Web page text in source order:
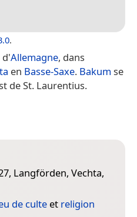
.
d'Allemagne, dans
en Basse-Saxe. Bakum se
de St. Laurentius.
Langförden, Vechta,
de culte et religion